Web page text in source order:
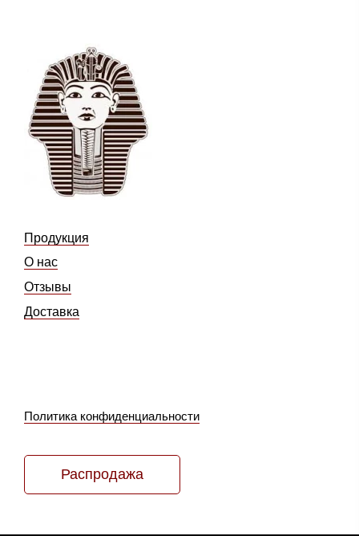
Продукция
О нас
Отзывы
Доставка
Политика конфиденциальности
Распродажа